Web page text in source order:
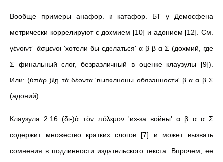
Вообще примеры анафор. и катафор. БТ у Демосфена
метрически коррелируют с дохмием [10] и адонием [12]. См.
γένοιντ᾽ ἄσμενοι 'хотели бы сделаться' α β β α Σ (дохмий, где
Σ финальный слог, безразличный в оценке клаузулы [9]).
Или: (ὑπάρ-)ξῃ τὰ δέοντα 'выполнены обязанности' β α α β Σ
(адоний).
Клаузула 2.16 (δι-)ὰ τὸν πόλεμον 'из-за войны' α β α α Σ
содержит множество кратких слогов [7] и может вызвать
сомнения в подлинности издательского текста. Впрочем, ее